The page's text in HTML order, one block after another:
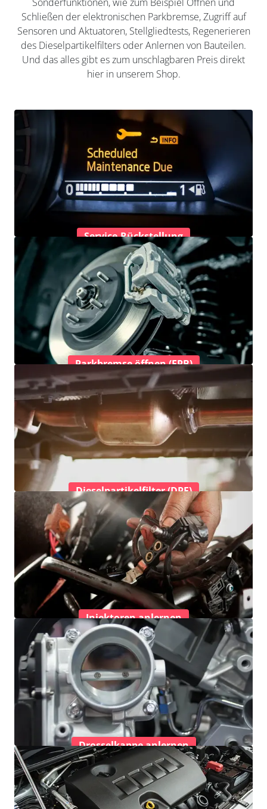
Schließen der elektronischen Parkbremse, Zugriff auf
Sensoren und Aktuatoren, Stellgliedtests, Regenerieren
des Dieselpartikelfilters oder Anlernen von Bauteilen.
Und das alles gibt es zum unschlagbaren Preis direkt
hier in unserem Shop.
Service-Rückstellung
Parkbremse öffnen (EPB)
Dieselpartikelfilter (DPF)
Injektoren anlernen
Drosselkappe anlernen